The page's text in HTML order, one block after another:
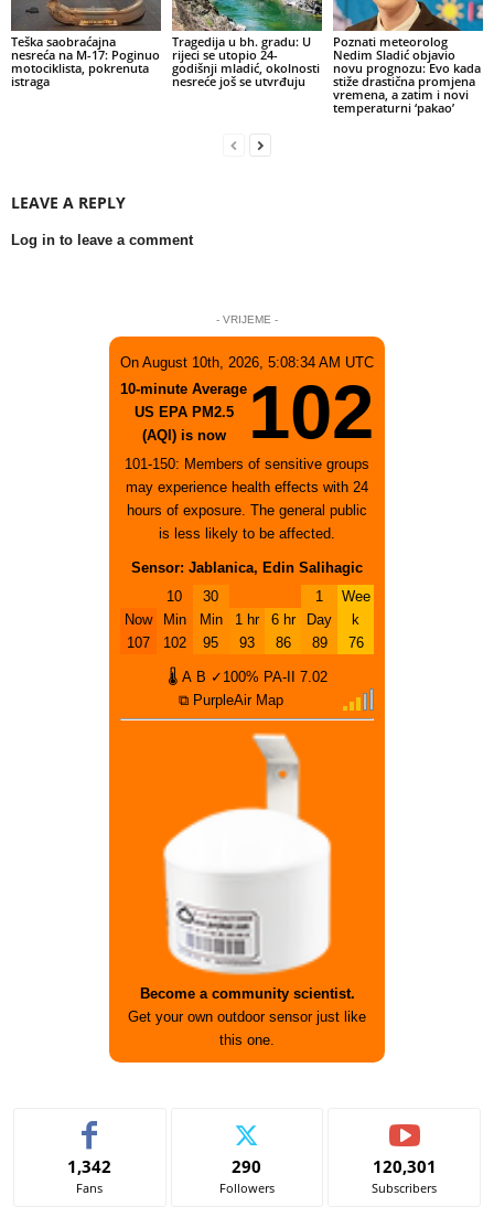
Teška saobraćajna
nesreća na M-17: Poginuo
motociklista, pokrenuta
istraga
Tragedija u bh. gradu: U
rijeci se utopio 24-
godišnji mladić, okolnosti
nesreće još se utvrđuju
Poznati meteorolog
Nedim Sladić objavio
novu prognozu: Evo kada
stiže drastična promjena
vremena, a zatim i novi
temperaturni ‘pakao’
LEAVE A REPLY
Log in to leave a comment
- VRIJEME -
On August 10th, 2026, 5:08:34 AM UTC
10-minute Average
US EPA PM2.5
(AQI) is now
102
101-150: Members of sensitive groups
may experience health effects with 24
hours of exposure. The general public
is less likely to be affected.
Sensor: Jablanica, Edin Salihagic
Now
107
10
Min
102
30
Min
95
1 hr
93
6 hr
86
1
Day
89
Wee
k
76
🌡 A B ✓100% PA-II
7.02
⧉ PurpleAir Map
Become a community scientist.
Get your own outdoor sensor just like
this one.
1,342
Fans
290
Followers
120,301
Subscribers